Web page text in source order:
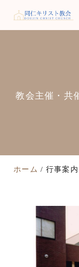
教会主催・共
ホーム 行事案内